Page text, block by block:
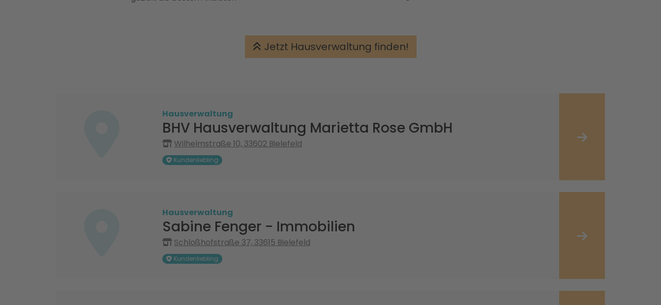
Jetzt Hausverwaltung finden!
Hausverwaltung
BHV Hausverwaltung Marietta Rose GmbH
Wilhelmstraße 10, 33602 Bielefeld
Kundenliebling
Hausverwaltung
Sabine Fenger - Immobilien
Schloßhofstraße 37, 33615 Bielefeld
Kundenliebling